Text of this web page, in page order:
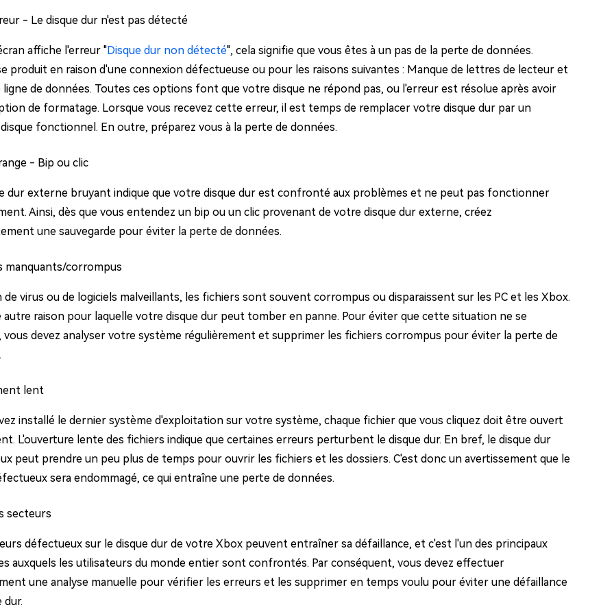
- Le disque dur n'est pas détecté
affiche l'erreur "Disque dur non détecté", cela signifie que vous êtes à un pas de la perte de données.
produit en raison d'une connexion défectueuse ou pour les raisons suivantes : Manque de lettres de lecteur et
ligne de données. Toutes ces options font que votre disque ne répond pas, ou l'erreur est résolue après avoir
de formatage. Lorsque vous recevez cette erreur, il est temps de remplacer votre disque dur par un
fonctionnel. En outre, préparez vous à la perte de données.
- Bip ou clic
dur externe bruyant indique que votre disque dur est confronté aux problèmes et ne peut pas fonctionner
Ainsi, dès que vous entendez un bip ou un clic provenant de votre disque dur externe, créez
une sauvegarde pour éviter la perte de données.
manquants/corrompus
de virus ou de logiciels malveillants, les fichiers sont souvent corrompus ou disparaissent sur les PC et les Xbox.
autre raison pour laquelle votre disque dur peut tomber en panne. Pour éviter que cette situation ne se
vous devez analyser votre système régulièrement et supprimer les fichiers corrompus pour éviter la perte de
lent
installé le dernier système d'exploitation sur votre système, chaque fichier que vous cliquez doit être ouvert
L'ouverture lente des fichiers indique que certaines erreurs perturbent le disque dur. En bref, le disque dur
peut prendre un peu plus de temps pour ouvrir les fichiers et les dossiers. C'est donc un avertissement que le
sera endommagé, ce qui entraîne une perte de données.
secteurs
défectueux sur le disque dur de votre Xbox peuvent entraîner sa défaillance, et c'est l'un des principaux
auxquels les utilisateurs du monde entier sont confrontés. Par conséquent, vous devez effectuer
une analyse manuelle pour vérifier les erreurs et les supprimer en temps voulu pour éviter une défaillance
dur.